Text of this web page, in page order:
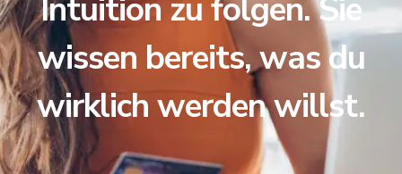
Intuition zu folgen. Sie
wissen bereits, was du
wirklich werden willst.